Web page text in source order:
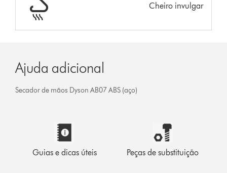
Cheiro invulgar
Ajuda adicional
Secador de mãos Dyson AB07 ABS (aço)
Guias e dicas úteis Peças de substituição